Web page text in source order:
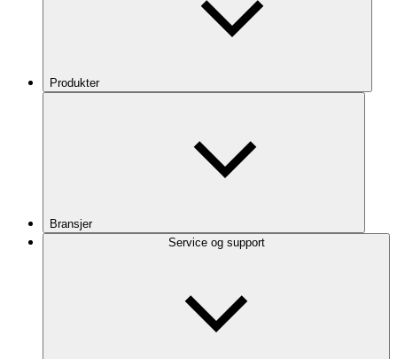
Produkter
Bransjer
Service og support